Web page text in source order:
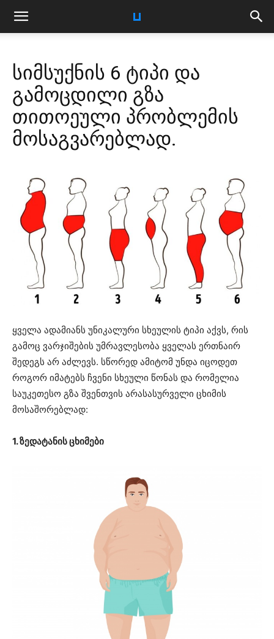
სიმსუქნის 6 ტიპი და
გამოცდილი გზა
თითოეული პრობლემის
მოსაგვარებლად.
ყველა ადამიანს უნიკალური სხეულის ტიპი აქვს, რის
გამოც ვარჯიშების უმრავლესობა ყველას ერთნაირ
შედეგს არ აძლევს. სწორედ ამიტომ უნდა იცოდეთ
როგორ იმატებს ჩვენი სხეული წონას და რომელია
საუკეთესო გზა შვენთვის არასასურველი ცხიმის
მოსაშორებლად:
1. ზედატანის ცხიმები